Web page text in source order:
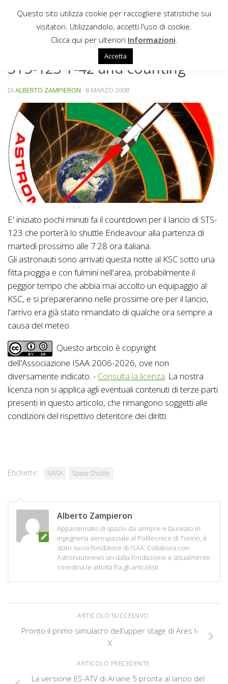
Sotto il contenuto
STS-123 T-42 and counting
DI ALBERTO ZAMPIERON · 8 MARZO 2008
E' iniziato pochi minuti fa il countdown per il lancio di STS-
123 che porterà lo shuttle Endeavour alla partenza di
martedì prossimo alle 7:28 ora italiana.
Gli astronauti sono arrivati questa notte al KSC sotto una
fitta pioggia e con fulmini nell'area, probabilmente il
peggior tempo che abbia mai accolto un equipaggio al
KSC, e si prepareranno nelle prossime ore per il lancio,
l'arrivo era già stato rimandato di qualche ora sempre a
causa del meteo.
Questo articolo è copyright
dell'Associazione ISAA 2006-2026, ove non
diversamente indicato. - Consulta la licenza. La nostra
licenza non si applica agli eventuali contenuti di terze parti
presenti in questo articolo, che rimangono soggetti alle
condizioni del rispettivo detentore dei diritti.
Etichette: NASA Space Shuttle
Alberto Zampieron
Appassionato di spazio da sempre e laureato in
ingegneria aerospaziale al Politecnico di Torino, è
stato socio fondatore di ISAA. Collabora con
Astronautinews sin dalla fondazione e attualmente
coordina le attività fra gli articolisti.
ARTICOLO SUCCESSIVO
Pronto il primo simulacro dell’upper stage di Ares I-
X
ARTICOLO PRECEDENTE
La versione ES-ATV di Ariane 5 pronta al lancio del
Questo sito utilizza cookie per raccogliere statistiche sui
visitatori. Utilizzandolo, accetti l'uso di cookie.
Clicca qui per ulteriori Informazioni
Accetta